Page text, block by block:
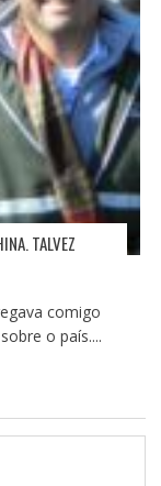
TALVEZ
comigo
o país....